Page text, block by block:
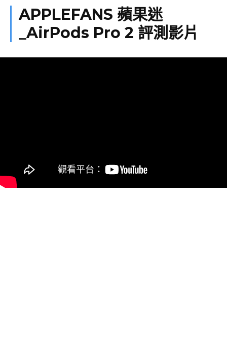
APPLEFANS 蘋果迷
_AirPods Pro 2 評測影片